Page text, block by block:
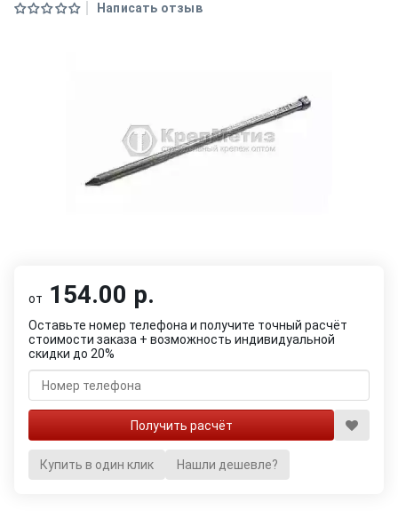
Написать отзыв
от 154.00 р.
Оставьте номер телефона и получите точный расчёт
стоимости заказа + возможность индивидуальной
скидки до 20%
Купить в один клик Нашли дешевле?